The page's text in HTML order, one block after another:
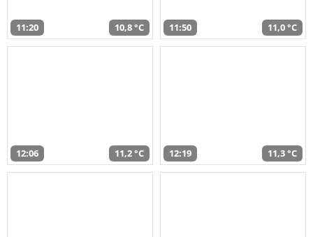
11:20 10,8 °C 11:50 11,0 °C
12:06 11,2 °C 12:19 11,3 °C